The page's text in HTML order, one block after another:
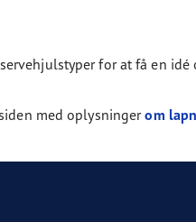
for at få en
med oplysningerom